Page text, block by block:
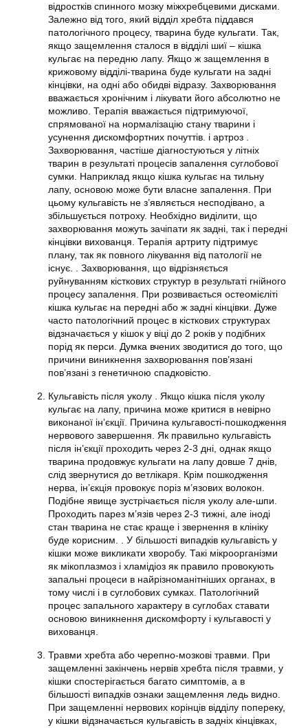
відростків спинного мозку міжхребцевими дисками.
Залежно від того, який відділ хребта піддався
патологічного процесу, тварина буде кульгати. Так,
якщо защемлення сталося в відділі шиї – кішка
кульгає на передню лапу. Якщо ж защемлення в
крижовому відділі-тварина буде кульгати на задні
кінцівки, на одні або обидві відразу. Захворювання
вважається хронічним і лікувати його абсолютно не
можливо. Терапія вважається підтримуючої,
спрямованої на нормалізацію стану тварини і
усунення дискомфортних почуттів. і артроз .
Захворювання, частіше діагностуються у літніх
тварин в результаті процесів запалення суглобової
сумки. Наприклад якщо кішка кульгає на тильну
лапу, основою може бути власне запалення. При
цьому кульгавість не з’являється несподівано, а
збільшується потроху. Необхідно виділити, що
захворювання можуть зачіпати як задні, так і передні
кінцівки вихованця. Терапія артриту підтримує
плану, так як повного лікування від патології не
існує. . Захворювання, що відрізняється
руйнуванням кісткових структур в результаті гнійного
процесу запалення. При розвивається остеомієліті
кішка кульгає на передні або ж задні кінцівки. Дуже
часто патологічний процес в кісткових структурах
відзначається у кішок у віці до 2 років у подібних
порід як перси. Думка вчених зводитися до того, що
причини виникнення захворювання пов’язані
пов’язані з генетичною спадковістю.
Кульгавість після уколу . Якщо кішка після уколу
кульгає на лапу, причина може критися в невірно
виконаної ін’єкції. Причина кульгавості-пошкодження
нервового завершення. Як правильно кульгавість
після ін’єкції проходить через 2-3 дні, однак якщо
тварина продовжує кульгати на лапу довше 7 днів,
слід звернутися до ветлікаря. Крім пошкодження
нерва, ін’єкція провокує поріз м’язових волокон.
Подібне явище зустрічається після уколу але-шпи.
Проходить парез м’язів через 2-3 тижні, але іноді
стан тварина не стає краще і звернення в клініку
буде корисним. . У більшості випадків кульгавість у
кішки може викликати хворобу. Такі мікроорганізми
як мікоплазмоз і хламідіоз як правило провокують
запальні процеси в найрізноманітніших органах, в
тому числі і в суглобових сумках. Патологічний
процес запального характеру в суглобах ставати
основою виникнення дискомфорту і кульгавості у
вихованця.
Травми хребта або черепно-мозкові травми. При
защемленні закінчень нервів хребта після травми, у
кішки спостерігається багато симптомів, а в
більшості випадків ознаки защемлення ледь видно.
При защемленні нервових корінців відділу попереку,
у кішки відзначається кульгавість в задніх кінцівках,